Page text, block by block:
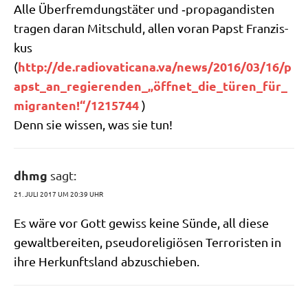
Alle Über­frem­dungs­tä­ter und ‑pro­pa­gan­di­sten
tra­gen dar­an Mit­schuld, allen vor­an Papst Fran­zis­
kus
(http://de.radiovaticana.va/news/2016/03/16/p
apst_an_regierenden_„öffnet_die_türen_für_
migranten!“/1215744)
Denn sie wis­sen, was sie tun!
dhmg sagt:
21. JULI 2017 UM 20:39 UHR
Es wäre vor Gott gewiss kei­ne Sün­de, all die­se
gewalt­be­rei­ten, pseu­do­re­li­giö­sen Ter­ro­ri­sten in
ihre Her­kunfts­land abzuschieben.